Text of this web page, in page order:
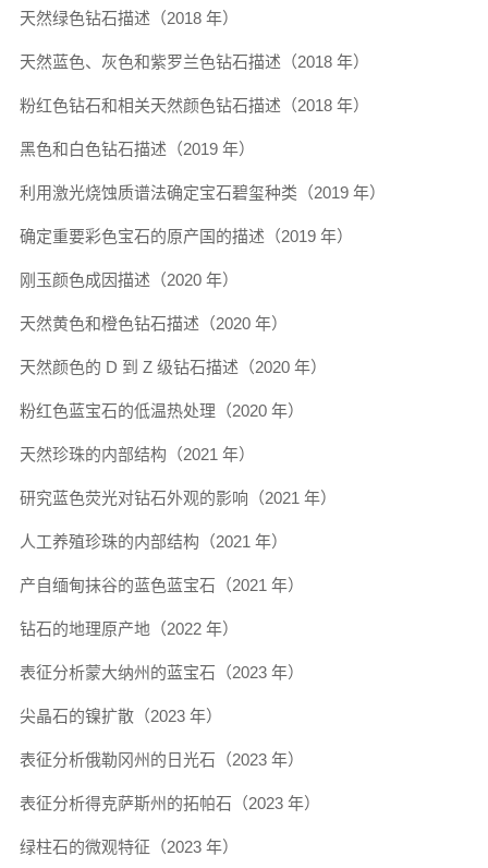
天然绿色钻石描述（2018 年）
天然蓝色、灰色和紫罗兰色钻石描述（2018 年）
粉红色钻石和相关天然颜色钻石描述（2018 年）
黑色和白色钻石描述（2019 年）
利用激光烧蚀质谱法确定宝石碧玺种类（2019 年）
确定重要彩色宝石的原产国的描述（2019 年）
刚玉颜色成因描述（2020 年）
天然黄色和橙色钻石描述（2020 年）
天然颜色的 D 到 Z 级钻石描述（2020 年）
粉红色蓝宝石的低温热处理（2020 年）
天然珍珠的内部结构（2021 年）
研究蓝色荧光对钻石外观的影响（2021 年）
人工养殖珍珠的内部结构（2021 年）
产自缅甸抹谷的蓝色蓝宝石（2021 年）
钻石的地理原产地（2022 年）
表征分析蒙大纳州的蓝宝石（2023 年）
尖晶石的镍扩散（2023 年）
表征分析俄勒冈州的日光石（2023 年）
表征分析得克萨斯州的拓帕石（2023 年）
绿柱石的微观特征（2023 年）